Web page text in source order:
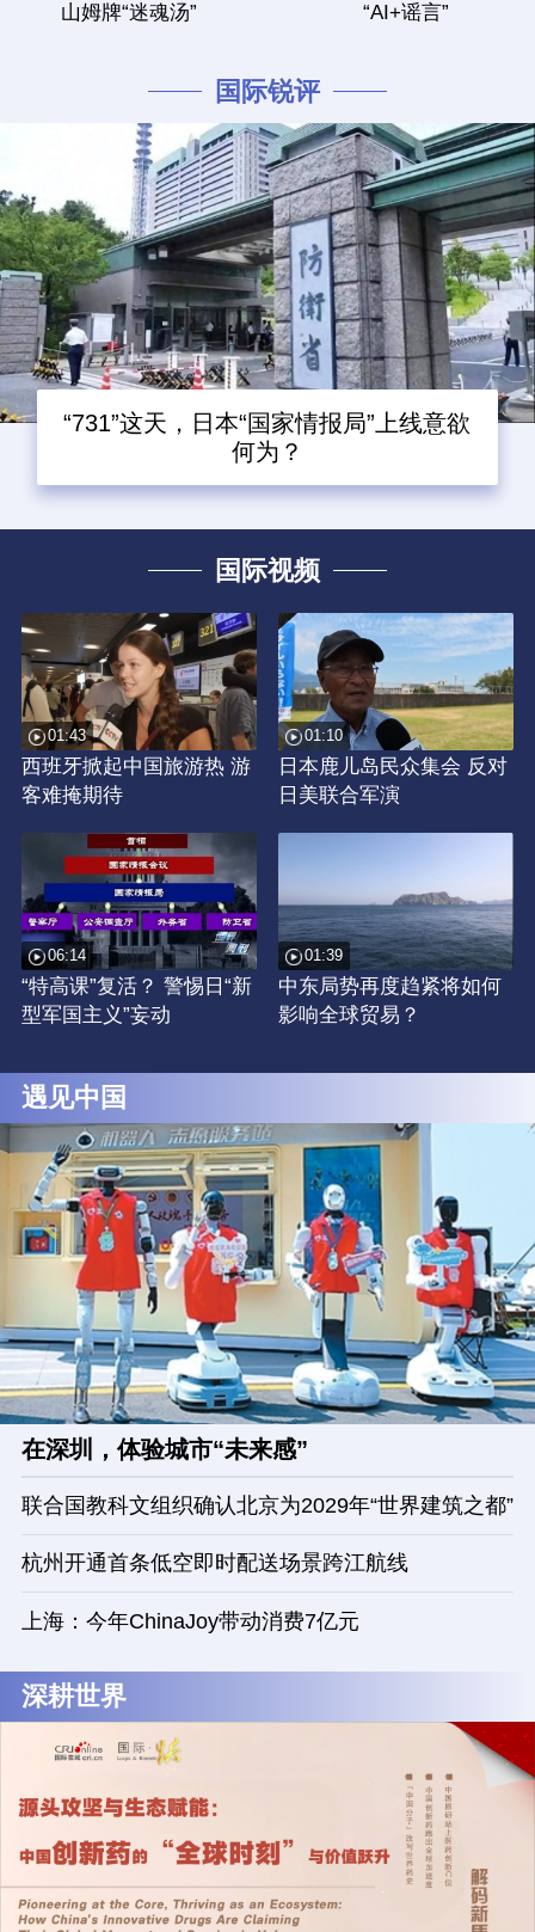
山姆牌“迷魂汤” “AI+谣言”
国际锐评
“731”这天，日本“国家情报局”上线意欲
何为？
国际视频
01:43
西班牙掀起中国旅游热 游
客难掩期待
01:10
日本鹿儿岛民众集会 反对
日美联合军演
06:14
“特高课”复活？ 警惕日“新
型军国主义”妄动
01:39
中东局势再度趋紧将如何
影响全球贸易？
遇见中国
在深圳，体验城市“未来感”
联合国教科文组织确认北京为2029年“世界建筑之都”
杭州开通首条低空即时配送场景跨江航线
上海：今年ChinaJoy带动消费7亿元
深耕世界